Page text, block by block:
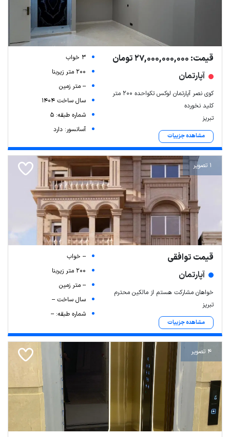
Leaflet| Map data ©ariamarz.com
قیمت: 27,000,000,000 تومان
آپارتمان
کوی نصر آپارتمان لوکس تکواحده ۲۰۰ متر
کلید نخورده
تبریز
مشاهده جزییات
3 خواب
200 متر زیربنا
-- متر زمین
سال ساخت 1404
شماره طبقه: 5
آسانسور: دارد
1 تصویر
قیمت توافقی
آپارتمان
خواهان مشارکت هستم از مالکین محترم
تبریز
مشاهده جزییات
-- خواب
200 متر زیربنا
-- متر زمین
سال ساخت --
شماره طبقه: --
4 تصویر